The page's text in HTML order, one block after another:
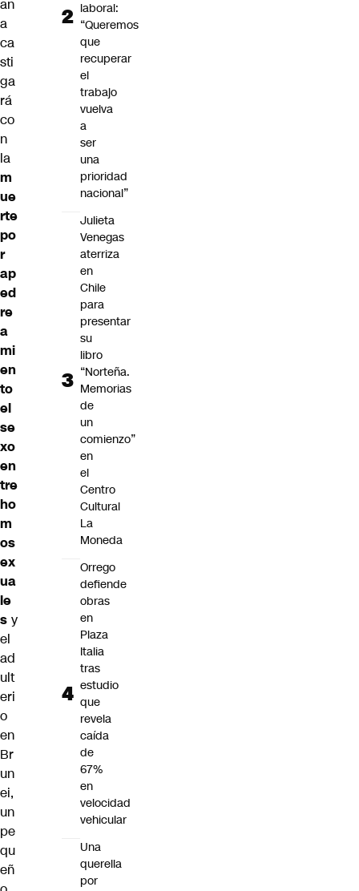
an
a
ca
sti
ga
rá
co
n
la
m
ue
rte
po
r
ap
ed
re
a
mi
en
to
el
se
xo
en
tre
ho
m
os
ex
ua
le
s y
el
ad
ult
eri
o
en
Br
un
ei,
un
pe
qu
eñ
laboral:
“Queremos
que
recuperar
el
trabajo
vuelva
a
ser
una
prioridad
nacional”
Julieta
Venegas
aterriza
en
Chile
para
presentar
su
libro
“Norteña.
Memorias
de
un
comienzo”
en
el
Centro
Cultural
La
Moneda
Orrego
defiende
obras
en
Plaza
Italia
tras
estudio
que
revela
caída
de
67%
en
velocidad
vehicular
Una
querella
por